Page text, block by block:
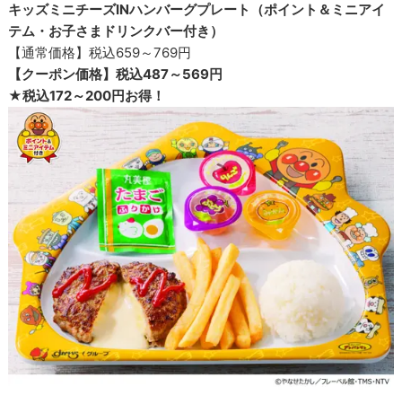
キッズミニチーズINハンバーグプレート（ポイント＆ミニアイ
テム・お子さまドリンクバー付き）
【通常価格】税込659～769円
【クーポン価格】税込487～569円
★税込172～200円お得！